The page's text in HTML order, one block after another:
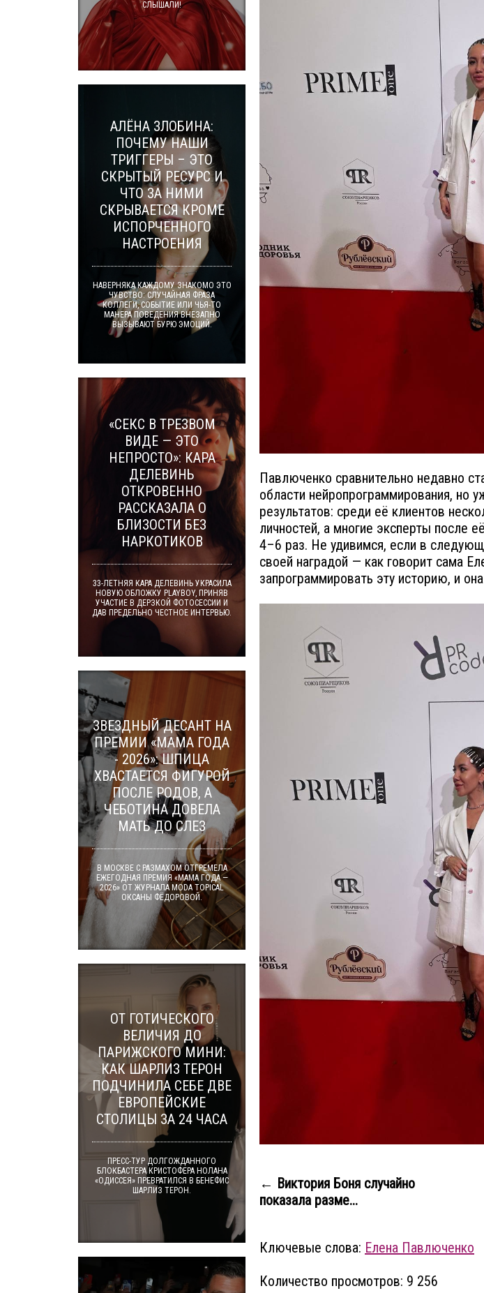
Павлюченко сравнительно недавно
области нейропрограммирования, но
результатов: среди её клиентов
личностей, а многие эксперты после
4–6 раз. Не удивимся, если в
своей наградой — как говорит сама
запрограммировать эту историю, и
← Виктория Боня случайно
показала разме...
Ключевые слова: Елена Павлюченко
Количество просмотров: 9 256
СЛЫШАЛИ!
АЛЁНА ЗЛОБИНА:
ПОЧЕМУ НАШИ
ТРИГГЕРЫ – ЭТО
СКРЫТЫЙ РЕСУРС И
ЧТО ЗА НИМИ
СКРЫВАЕТСЯ КРОМЕ
ИСПОРЧЕННОГО
НАСТРОЕНИЯ
НАВЕРНЯКА КАЖДОМУ ЗНАКОМО ЭТО
ЧУВСТВО: СЛУЧАЙНАЯ ФРАЗА
КОЛЛЕГИ, СОБЫТИЕ ИЛИ ЧЬЯ-ТО
МАНЕРА ПОВЕДЕНИЯ ВНЕЗАПНО
ВЫЗЫВАЮТ БУРЮ ЭМОЦИЙ.
«СЕКС В ТРЕЗВОМ
ВИДЕ — ЭТО
НЕПРОСТО»: КАРА
ДЕЛЕВИНЬ
ОТКРОВЕННО
РАССКАЗАЛА О
БЛИЗОСТИ БЕЗ
НАРКОТИКОВ
33-ЛЕТНЯЯ КАРА ДЕЛЕВИНЬ УКРАСИЛА
НОВУЮ ОБЛОЖКУ PLAYBOY, ПРИНЯВ
УЧАСТИЕ В ДЕРЗКОЙ ФОТОСЕССИИ И
ДАВ ПРЕДЕЛЬНО ЧЕСТНОЕ ИНТЕРВЬЮ.
ЗВЕЗДНЫЙ ДЕСАНТ НА
ПРЕМИИ «МАМА ГОДА
- 2026»: ШПИЦА
ХВАСТАЕТСЯ ФИГУРОЙ
ПОСЛЕ РОДОВ, А
ЧЕБОТИНА ДОВЕЛА
МАТЬ ДО СЛЕЗ
В МОСКВЕ С РАЗМАХОМ ОТГРЕМЕЛА
ЕЖЕГОДНАЯ ПРЕМИЯ «МАМА ГОДА —
2026» ОТ ЖУРНАЛА MODA TOPICAL
ОКСАНЫ ФЁДОРОВОЙ.
ОТ ГОТИЧЕСКОГО
ВЕЛИЧИЯ ДО
ПАРИЖСКОГО МИНИ:
КАК ШАРЛИЗ ТЕРОН
ПОДЧИНИЛА СЕБЕ ДВЕ
ЕВРОПЕЙСКИЕ
СТОЛИЦЫ ЗА 24 ЧАСА
ПРЕСС-ТУР ДОЛГОЖДАННОГО
БЛОКБАСТЕРА КРИСТОФЕРА НОЛАНА
«ОДИССЕЯ» ПРЕВРАТИЛСЯ В БЕНЕФИС
ШАРЛИЗ ТЕРОН.